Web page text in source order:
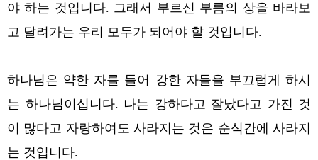
야 하는 것입니다. 그래서 부르신 부름의 상을 바라보
고 달려가는 우리 모두가 되어야 할 것입니다.
하나님은 약한 자를 들어 강한 자들을 부끄럽게 하시
는 하나님이십니다. 나는 강하다고 잘났다고 가진 것
이 많다고 자랑하여도 사라지는 것은 순식간에 사라지
는 것입니다.